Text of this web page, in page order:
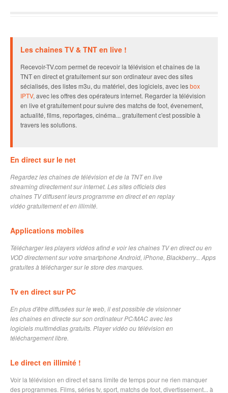
Les chaines TV & TNT en live !
Recevoir-TV.com permet de recevoir la télévision et chaînes de la
TNT en direct et gratuitement sur son ordinateur avec des sites
sécialisés, des listes m3u, du matériel, des logiciels, avec lesbox
IPTV, avec les offres des opérateurs internet. Regarder la télévision
en live et gratuitement pour suivre des matchs de foot, évenement,
actualité, films, reportages, cinéma... gratuitement c'est possible à
travers les solutions.
En direct sur le net
Regardez les chaines de télévision et de la TNT en live
streaming directement sur internet. Les sites officiels des
chaines TV diffusent leurs programme en direct et en replay
vidéo gratuitement et en illimité.
Applications mobiles
Télécharger les players vidéos afind e voir les chaines TV en direct ou en
VOD directement sur votre smartphone Android, iPhone, Blackberry... Apps
gratuites à télécharger sur le store des marques.
Tv en direct sur PC
En plus d'être diffusées sur le web, il est possible de visionner
les chaines en directe sur son ordinateur PC/MAC avec les
logiciels multimédias gratuits. Player vidéo ou télévision en
téléchargement libre.
Le direct en illimité !
Voir la télévision en direct et sans limite de temps pour ne rien manquer
des programmes. Films, séries tv, sport, matchs de foot, divertissement... à